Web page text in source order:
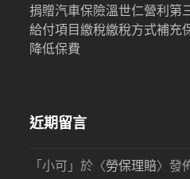
捐贈汽車保險溫世仁營利 第
給付項目繳稅繳稅方式補充
降低保費
近期留言
「小可 」於〈勞保理賠〉發